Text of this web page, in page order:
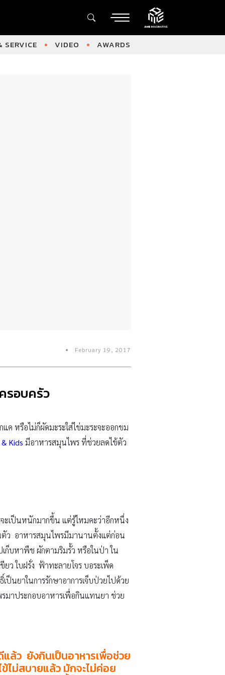
SERVICE VIDEO AWARDS
February 19, 2017
รอบครัว
หรือไม่ก็ผัดมะระใส่ไข่มะระจะออกขม
Kids มีอาหารสมุนไพร ที่ช่วยลดไข้ตัว
ะเป็นหนักมากขึ้น แต่รู้ไหมคะว่าอีกหนึ่ง
ตัว อาหารสมุนไพรมีมานานตั้งแต่ก่อน
ก็บหาพืช ผักตามริมรั้ว หรือในป่า ใน
ยว ใบฝรั่ง ฟ้าทะลายโจร บอระเพ็ด
นยาในการรักษาอาการเจ็บป่วยไปด้วย
มาประกอบอาหารเพื่อกินแทนยา ช่วย
ล้ว ยังกินเป็นอาหารเพื่อช่วย
ไม่สบายแล้ว มักจะไม่ค่อย